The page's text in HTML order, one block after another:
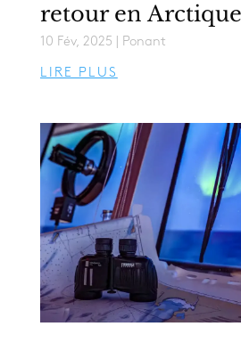
retour en Arctique
10 Fév, 2025 Ponant
LIRE PLUS